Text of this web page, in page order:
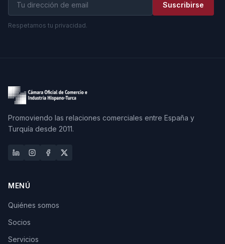
Suscribirse
Respetamos tu privacidad.
Promoviendo las relaciones comerciales entre España y
Turquía desde 2011.
MENÚ
Quiénes somos
Socios
Servicios